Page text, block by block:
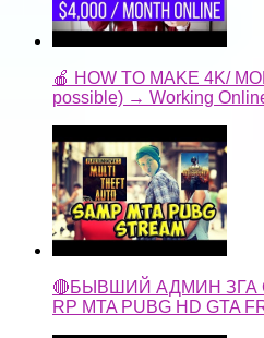
🍎 HOW TO MAKE 4K/
possible) → Working
🔴БЫВШИЙ АДМИН ЗГА
RP MTA PUBG HD GTA